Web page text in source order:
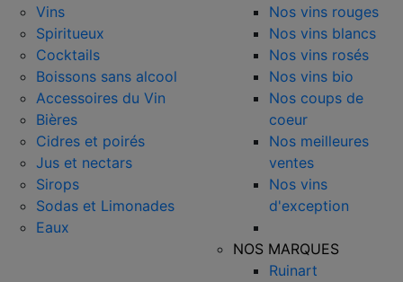
Vins
Spiritueux
Cocktails
Boissons sans alcool
Accessoires du Vin
Bières
Cidres et poirés
Jus et nectars
Sirops
Sodas et Limonades
Eaux
Nos vins rouges
Nos vins blancs
Nos vins rosés
Nos vins bio
Nos coups de
coeur
Nos meilleures
ventes
Nos vins
d'exception
NOS MARQUES
Ruinart